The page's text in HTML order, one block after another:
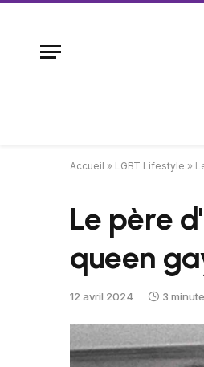
Accueil » LGBT Lifestyle »
Le père
queen
12 avril 2024 3